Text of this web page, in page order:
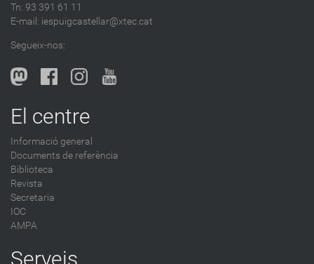
Tn: 93 391 61 11
E-mail: iespuigcastellar@xtec.cat
Segueix-nos:
El centre
Informació general
Documents de referència
Biblioteca
Revista
Secretaria
IOC
AMPA
Serveis